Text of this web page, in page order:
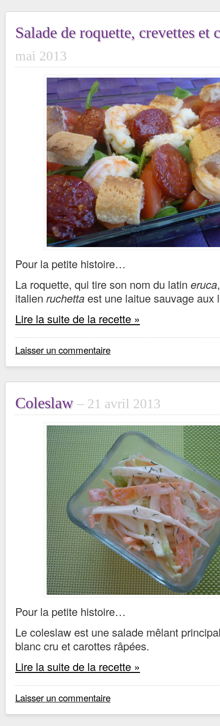
Salade de roquette, crevettes et
mai 2013
Pour la petite histoire…
La roquette, qui tire son nom du latin eruca
italien ruchetta est une laitue sauvage aux
Lire la suite de la recette »
Laisser un commentaire
Coleslaw 21 avril 2013
Pour la petite histoire…
Le coleslaw est une salade mêlant
blanc cru et carottes râpées.
Lire la suite de la recette »
Laisser un commentaire